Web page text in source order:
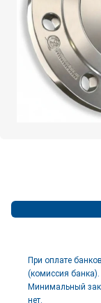
При оплате
(комиссия банка).
Минимальный
нет.